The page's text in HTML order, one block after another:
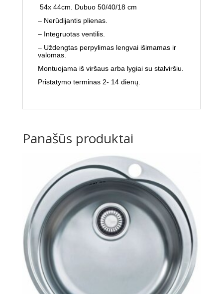
54x 44cm. Dubuo 50/40/18 cm
– Nerūdijantis plienas.
– Integruotas ventilis.
– Uždengtas perpylimas lengvai išimamas ir
valomas.
Montuojama iš viršaus arba lygiai su stalviršiu.
Pristatymo terminas 2- 14 dienų.
Panašūs produktai